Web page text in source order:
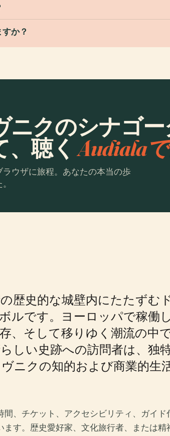
か？
ニクのシナゴ
、聴くAudialaで
ウザに旅程。あなたの本当の歩
歴史的な城壁内にたたず
ルです。ヨーロッパで稼
、そして移りゆく潮流の
しい史跡への訪問者は、
ニクの知的および商業的
間、チケット、アクセシビリティ、ガイ
す。歴史愛好家、文化旅行者、または